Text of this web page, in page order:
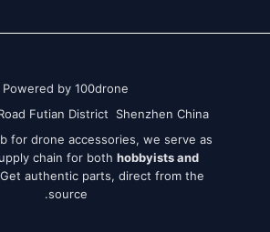
Powered by 100drone
Futian District Shenzhen China
for drone accessories, we serve as
chain for both hobbyists and
authentic parts, direct from the
source.